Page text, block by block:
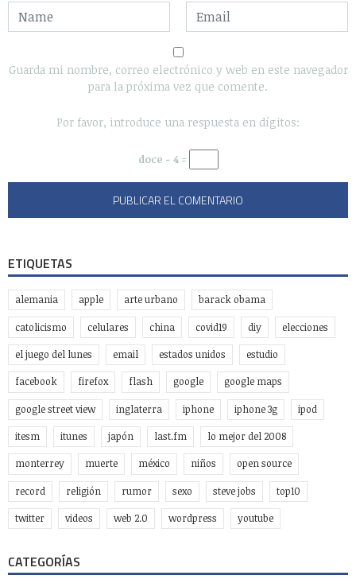
Guarda mi nombre, correo electrónico y web en este navegador
para la próxima vez que comente.
Por favor, introduce una respuesta en dígitos:
doce − 4 =
ETIQUETAS
alemania apple arte urbano barack obama
catolicismo celulares china covid19 diy elecciones
el juego del lunes email estados unidos estudio
facebook firefox flash google google maps
google street view inglaterra iphone iphone 3g ipod
itesm itunes japón last.fm lo mejor del 2008
monterrey muerte méxico niños open source
record religión rumor sexo steve jobs top10
twitter videos web 2.0 wordpress youtube
CATEGORÍAS